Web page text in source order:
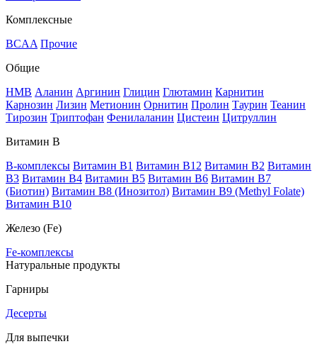
Комплексные
BCAA Прочие
Общие
HMB Аланин Аргинин Глицин Глютамин Карнитин
Карнозин Лизин Метионин Орнитин Пролин Таурин Теанин
Тирозин Триптофан Фенилаланин Цистеин Цитруллин
Витамин В
B-комплексы Витамин B1 Витамин B12 Витамин B2 Витамин
B3 Витамин B4 Витамин B5 Витамин B6 Витамин B7
(Биотин) Витамин B8 (Инозитол) Витамин B9 (Methyl Folate)
Витамин В10
Железо (Fe)
Fe-комплексы
Натуральные продукты
Гарниры
Десерты
Для выпечки